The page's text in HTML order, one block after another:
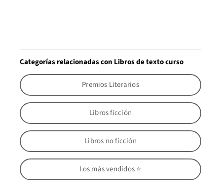
Categorías relacionadas con Libros de texto curso
Premios Literarios
Libros ficción
Libros no ficción
Los más vendidos ⭐